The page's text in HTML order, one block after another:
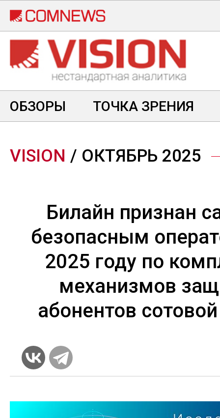
Перейти
к
основному
содержанию
ОБЗОРЫ ТОЧКА ЗРЕНИЯ
VISION / ОКТЯБРЬ 2025
Билайн признан
безопасным
2025 году по
механизмов
абонентов